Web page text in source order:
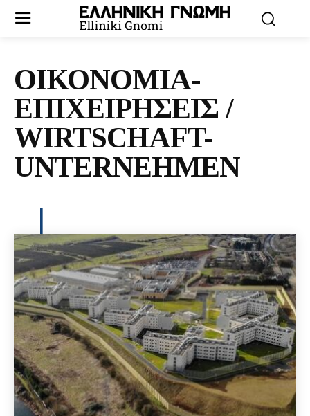
ΟΙΚΟΝΟΜΙΑ-
ΕΠΙΧΕΙΡΗΣΕΙΣ /
WIRTSCHAFT-
UNTERNEHMEN